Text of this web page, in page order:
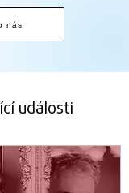
nás
události